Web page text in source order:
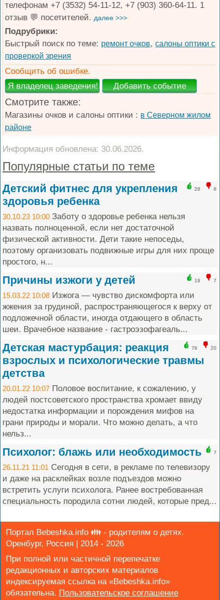
телефонам +7 (3532) 54-11-12, +7 (903) 360-64-11. 1
отзыв 💬 посетителей. далее >>>
Подрубрики:
Быстрый поиск по теме: ремонт очков,салоны оптики с
проверкой зрения
Сообщить об ошибке.
Смотрите также:
Магазины очков и салоны оптики : в Северном жилом
районе
Информация обновлена: 30.06.2026.
Популярные статьи по теме
28 8
Детский фитнес для укрепления
здоровья ребенка
30.10.23 10:00 Заботу о здоровье ребенка нельзя
назвать полноценной, если нет достаточной
физической активности. Дети такие непоседы,
поэтому организовать подвижные игры для них проще
простого, н...
18 7
Причины изжоги у детей
15.03.22 10:08 Изжога — чувство дискомфорта или
жжения за грудиной, распространяющегося к верху от
подложечной области, иногда отдающего в область
шеи. Врачебное название - гастроэзофагеаль...
76 20
Детская мастурбация: реакция
взрослых и психологические травмы
детства
20.01.22 10:07 Половое воспитание, к сожалению, у
людей постсоветского пространства хромает ввиду
недостатка информации и порождения мифов на
грани природы и морали. Что можно делать, а что
нельз...
7
Психолог: блажь или необходимость
26.11.21 11:01 Сегодня в сети, в рекламе по телевизору
и даже на расклейках возле подъездов можно
встретить услуги психолога. Ранее востребованная
специальность породила сотни людей, которые пред...
Портал Bebeshka.info 👪 - родителям о детях.
Оренбург, Россия | 2014 - 2026
При полной или частичной перепечатке
редакционных и авторских материалов
индексируемая ссылка на «Bebeshka.info»
обязательна.